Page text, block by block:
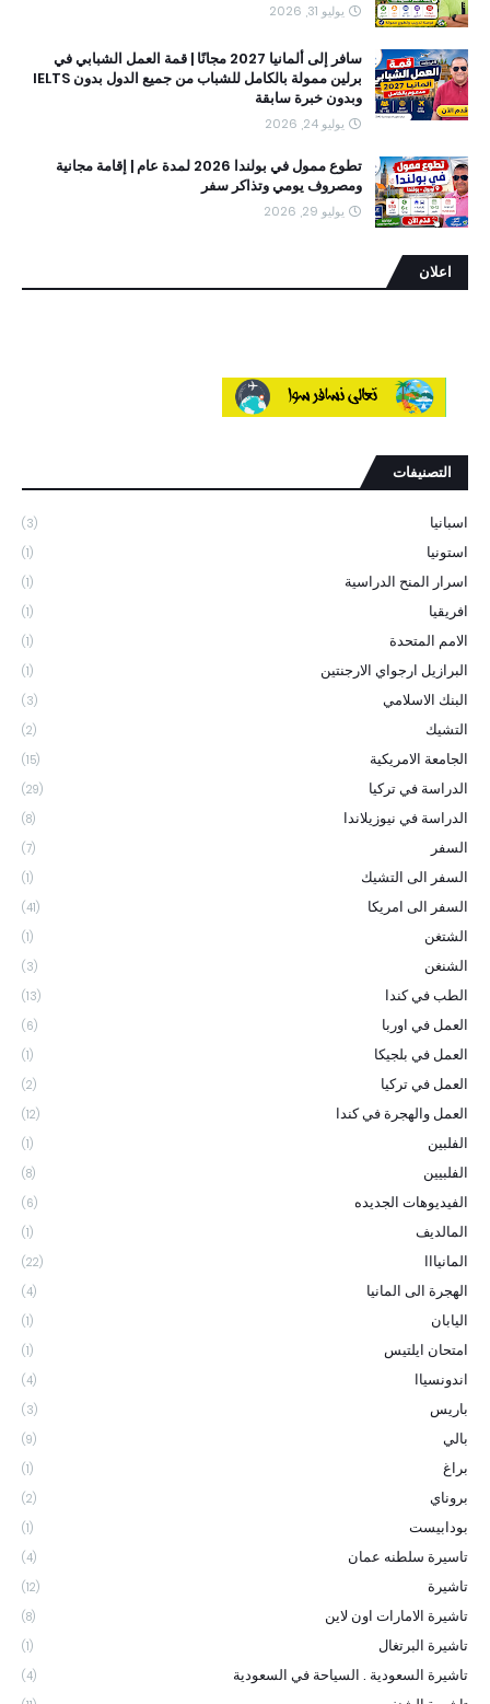
يوليو 31, 2026
سافر إلى ألمانيا 2027 مجانًا | قمة العمل الشبابي في
برلين ممولة بالكامل للشباب من جميع الدول بدون IELTS
وبدون خبرة سابقة
يوليو 24, 2026
تطوع ممول في بولندا 2026 لمدة عام | إقامة مجانية
ومصروف يومي وتذاكر سفر
يوليو 29, 2026
اعلان
التصنيفات
اسبانيا (3)
استونيا (1)
اسرار المنح الدراسية (1)
افريقيا (1)
الامم المتحدة (1)
البرازيل ارجواي الارجنتين (1)
البنك الاسلامي (3)
التشيك (2)
الجامعة الامريكية (15)
الدراسة في تركيا (29)
الدراسة في نيوزيلاندا (8)
السفر (7)
السفر الى التشيك (1)
السفر الى امريكا (41)
الشتغن (1)
الشنغن (3)
الطب في كندا (13)
العمل في اوربا (6)
العمل في بلجيكا (1)
العمل في تركيا (2)
العمل والهجرة في كندا (12)
الفلبين (1)
الفلبيين (8)
الفيديوهات الجديده (6)
المالديف (1)
المانيااا (22)
الهجرة الى المانيا (4)
اليابان (1)
امتحان ايلتيس (1)
اندونسياا (4)
باريس (3)
بالي (9)
براغ (1)
بروناي (2)
بودابيست (1)
تاسيرة سلطنه عمان (4)
تاشيرة (12)
تاشيرة الامارات اون لاين (8)
تاشيرة البرتغال (1)
تاشيرة السعودية . السياحة في السعودية (4)